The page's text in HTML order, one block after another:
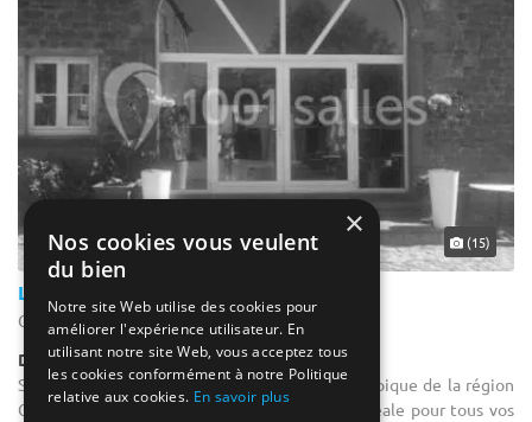
(15)
La Ferme D'achêne
Ciney - Province de Namur (WNA)
Demeure de caractère / Corps de Ferme
Salle de séminaire : Dans un cadre extérieur typique de la région
Condrusienne, la cour intérieure fermée est idéale pour tous vos
×
Nos cookies vous veulent
du bien
Notre site Web utilise des cookies pour
améliorer l'expérience utilisateur. En
utilisant notre site Web, vous acceptez tous
les cookies conformément à notre Politique
relative aux cookies. En savoir plus